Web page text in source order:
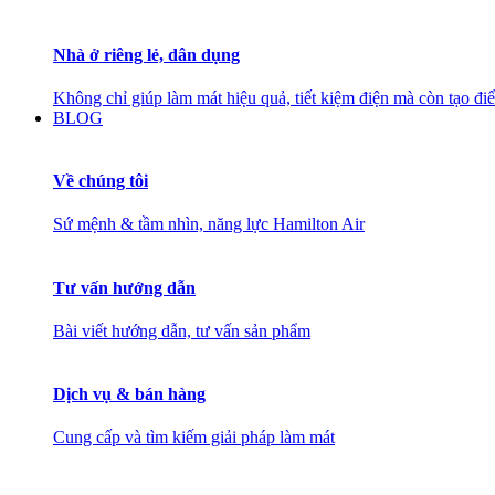
Nhà ở riêng lẻ, dân dụng
Không chỉ giúp làm mát hiệu quả, tiết kiệm điện mà còn tạo
BLOG
Về chúng tôi
Sứ mệnh & tầm nhìn, năng lực Hamilton Air
Tư vấn hướng dẫn
Bài viết hướng dẫn, tư vấn sản phẩm
Dịch vụ & bán hàng
Cung cấp và tìm kiếm giải pháp làm mát